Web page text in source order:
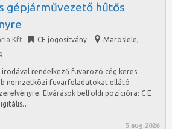
gépjárművezető hűtős
Kft CE jogosítvány Maroslele,
rendelkező fuvarozó cég keres
nemzetközi fuvarfeladatokat ellátó
Elvárások belföldi pozícióra: C E
5 aug 2026